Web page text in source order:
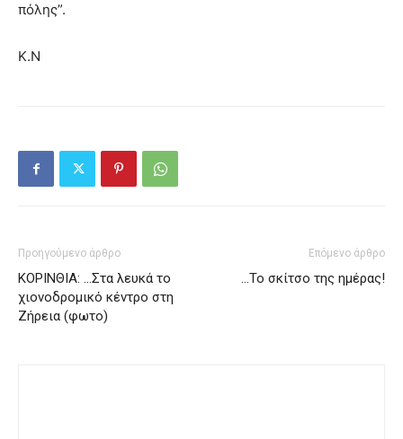
πόλης”.
Κ.Ν
Προηγούμενο άρθρο
ΚΟΡΙΝΘΙΑ: …Στα λευκά το
χιονοδρομικό κέντρο στη
Ζήρεια (φωτο)
Επόμενο άρθρο
…Το σκίτσο της ημέρας!